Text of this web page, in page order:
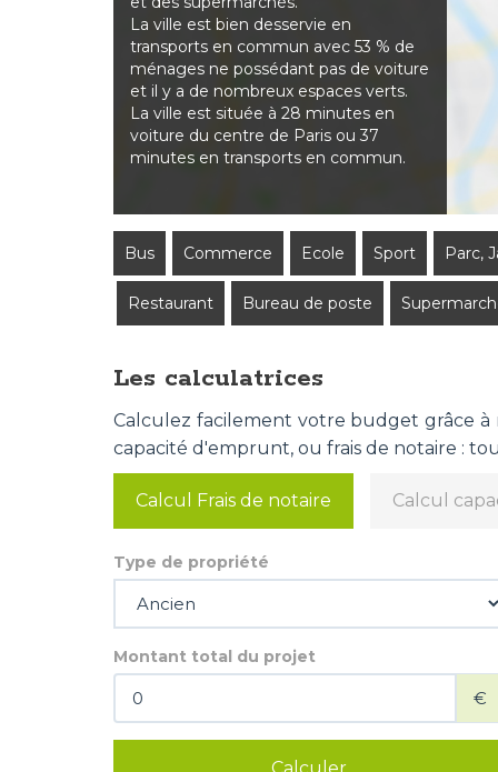
La ville est bien desservie en
transports en commun avec 53 % de
ménages ne possédant pas de voiture
et il y a de nombreux espaces verts.
La ville est située à 28 minutes en
voiture du centre de Paris ou 37
minutes en transports en commun.
Bus Commerce Ecole Sport Parc,
Restaurant Bureau de poste
Les calculatrices
Calculez facilement votre budget grâce à
capacité d'emprunt, ou frais de notaire :
Calcul Frais de notaire Calcul